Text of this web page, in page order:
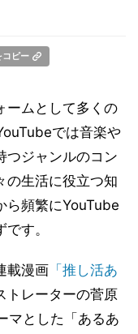
コピー
ームとして多くの
では音楽や
つジャンルのコン
の生活に役立つ知
ら頻繁にYouTube
す。
載漫画 「推し活あ
トレーターの菅原
マとした「あるあ